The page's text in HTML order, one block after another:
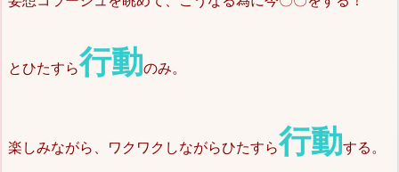
とひたすら行動のみ。
楽しみながら、ワクワクしながらひたすら行動する。